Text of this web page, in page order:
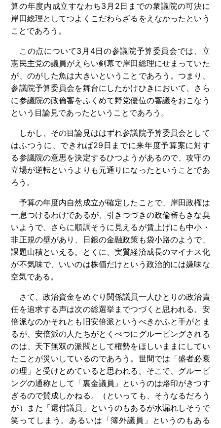
算の年度内成立すなわち3月2日までの衆議院の可決に
岸田総理としてつよくこだわらざるをえなかったという
ことであろう。
この点について3月4日の参議院予算委員会では、立
憲民主党の議員がえらい剣幕で岸田総理にせまっていた
が、のがした魚は大きいということであろう。つまり、
参議院予算委員会を舞台にしたかけひきにおいて、さら
に参議院の政倫審をふくめて野党優位の審議をおこなう
という目論見であったということであろう。
しかし、その目論見ははずれ参議院予算委員会として
はふつうに、できれば29日までに来年度予算案に対す
る参議院の意思を決定するひつようがあるので、攻守の
立場が逆転というよりも元通りになったということであ
ろう。
予算の年度内自然成立が確定したことで、岸田政権は
一息つけるわけであるが、引きつづきの政倫審もきな臭
いようで、さらに順調そうに見えるが賃上げにも中小・
非正規の壁があり、日銀の金融政策も袋小路のようで、
課題山積といえる。とくに、実質経済成長のマイナス化
が不気味で、いいのは株価だけという政治的には嫌味な
空気である。
さて、政治資金をめぐり関係議員一人ひとりの政治責
任を追求する声は次の総選挙までつづくと思われる。安
倍派なのかそれとも旧安倍派というべきかふと手がとま
るが、安倍派の人たちがとくべつにグルーピングされる
のは、天下無双の派閥として権勢をほしいままにしてい
たことが災いしているのであろう。世間では「盛者必衰
の理」と受けとめていると思われる。そこで、グルーピ
ングの通称として「裏金議員」というのは烙印がきつす
ぎるので賛成しかねる。（といっても、そうなるだろう
が）また「還付議員」というのもあるが水漏れしそうで
笑ってしまう。あるいは「簿外議員」というのもある